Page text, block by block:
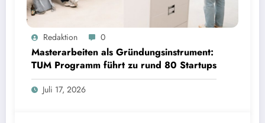
TUM
Redaktion 0
Masterarbeiten als Gründungsinstrument:
TUM Programm führt zu rund 80 Startups
Juli 17, 2026